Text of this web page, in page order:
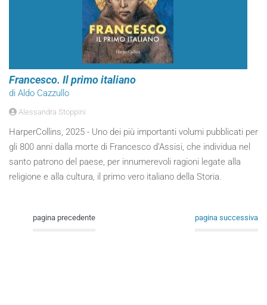
Francesco. Il primo italiano
di Aldo Cazzullo
Alessandra Stoppini
HarperCollins, 2025 - Uno dei più importanti volumi pubblicati per
gli 800 anni dalla morte di Francesco d’Assisi, che individua nel
santo patrono del paese, per innumerevoli ragioni legate alla
religione e alla cultura, il primo vero italiano della Storia.
pagina precedente pagina successiva